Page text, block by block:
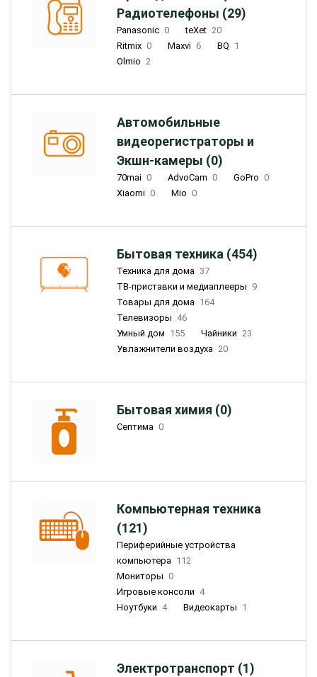
Радиотелефоны (29)
Panasonic 0 teXet 20
Ritmix 0 Maxvi 6 BQ 1
Olmio 2
Автомобильные
видеорегистраторы и
Экшн-камеры (0)
70mai 0 AdvoCam 0 GoPro 0
Xiaomi 0 Mio 0
Бытовая техника (454)
Техника для дома 37
ТВ-приставки и медиаплееры 9
Товары для дома 164
Телевизоры 46
Умный дом 155 Чайники 23
Увлажнители воздуха 20
Бытовая химия (0)
Септима 0
Компьютерная техника
(121)
Периферийные устройства
компьютера 112
Мониторы 0
Игровые консоли 4
Ноутбуки 4 Видеокарты 1
Электротранспорт (1)